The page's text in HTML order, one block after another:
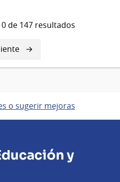
de 147 resultados
o sugerir mejoras
y